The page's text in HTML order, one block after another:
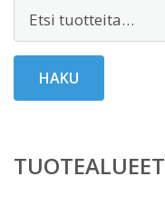
HAKU
TUOTEALUEET